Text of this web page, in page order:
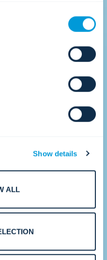
for more information
with.
Show details
ALL
și noi CTC-uri în
de a deservi